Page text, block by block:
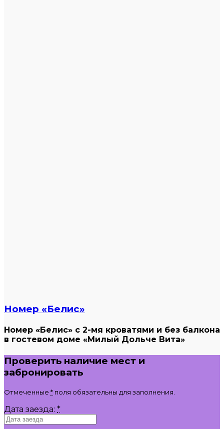
Номер «Белис»
Номер «Белис» с 2-мя кроватями и без балкона
в гостевом доме «Милый Дольче Вита»
Проверить наличие мест и
забронировать
Отмеченные * поля обязательны для заполнения.
Дата заезда: *